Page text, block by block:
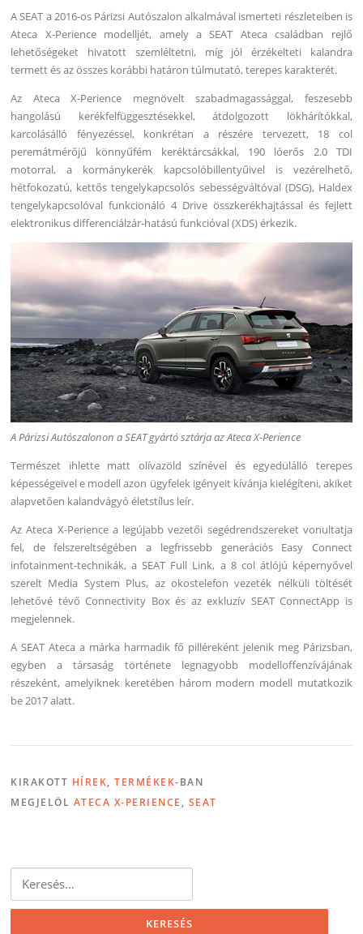
A SEAT a 2016-os Párizsi Autószalon alkalmával ismerteti részleteiben is
Ateca X-Perience modelljét, amely a SEAT Ateca családban rejlő
lehetőségeket hivatott szemléltetni, míg jól érzékelteti kalandra
termett és az összes korábbi határon túlmutató, terepes karakterét.
Az Ateca X-Perience megnövelt szabadmagassággal, feszesebb
hangolású kerékfelfüggesztésekkel, átdolgozott lökhárítókkal,
karcolásálló fényezéssel, konkrétan a részére tervezett, 18 col
peremátmérőjű könnyűfém keréktárcsákkal, 190 lóerős 2.0 TDI
motorral, a kormánykerék kapcsolóbillentyűivel is vezérelhető,
hétfokozatú, kettős tengelykapcsolós sebességváltóval (DSG), Haldex
tengelykapcsolóval funkcionáló 4 Drive összkerékhajtással és fejlett
elektronikus differenciálzár-hatású funkcióval (XDS) érkezik.
A Párizsi Autószalonon a SEAT gyártó sztárja az Ateca X-Perience
Természet ihlette matt olívazöld színével és egyedülálló terepes
képességeivel e modell azon ügyfelek igényeit kívánja kielégíteni, akiket
alapvetően kalandvágyó életstílus leír.
Az Ateca X-Perience a legújabb vezetői segédrendszereket vonultatja
fel, de felszereltségében a legfrissebb generációs Easy Connect
infotainment-technikák, a SEAT Full Link, a 8 col átlójú képernyővel
szerelt Media System Plus, az okostelefon vezeték nélküli töltését
lehetővé tévő Connectivity Box és az exkluzív SEAT ConnectApp is
megjelennek.
A SEAT Ateca a márka harmadik fő pilléreként jelenik meg Párizsban,
egyben a társaság története legnagyobb modelloffenzívájának
részeként, amelyiknek keretében három modern modell mutatkozik
be 2017 alatt.
KIRAKOTT HÍREK,TERMÉKEK-BAN
MEGJELÖL ATECA X-PERIENCE , SEAT